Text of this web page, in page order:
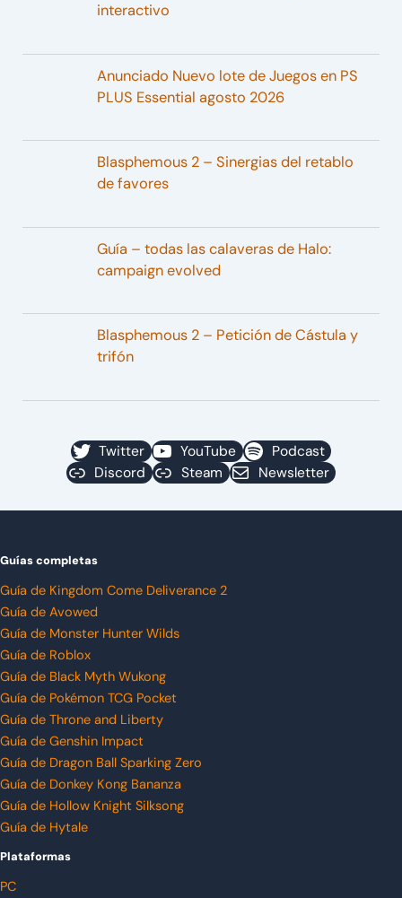
interactivo
Anunciado Nuevo lote de Juegos en PS
PLUS Essential agosto 2026
Blasphemous 2 – Sinergias del retablo
de favores
Guía – todas las calaveras de Halo:
campaign evolved
Blasphemous 2 – Petición de Cástula y
trifón
Twitter YouTube
Podcast
Discord
Steam Newsletter
Guías completas
Guía de Kingdom Come Deliverance 2
Guía de Avowed
Guía de Monster Hunter Wilds
Guía de Roblox
Guía de Black Myth Wukong
Guía de Pokémon TCG Pocket
Guía de Throne and Liberty
Guía de Genshin Impact
Guía de Dragon Ball Sparking Zero
Guía de Donkey Kong Bananza
Guía de Hollow Knight Silksong
Guía de Hytale
Plataformas
PC